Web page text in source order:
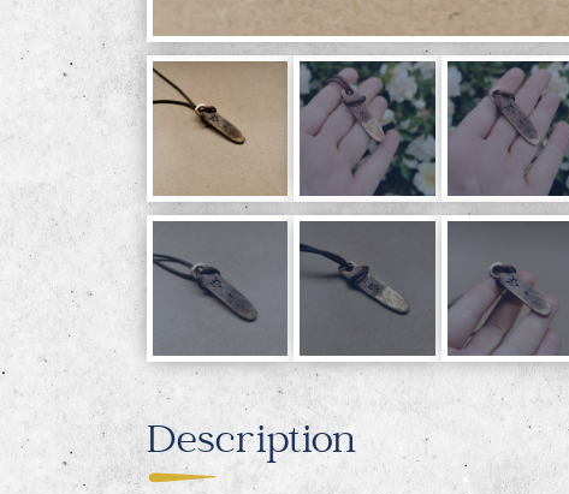
Description